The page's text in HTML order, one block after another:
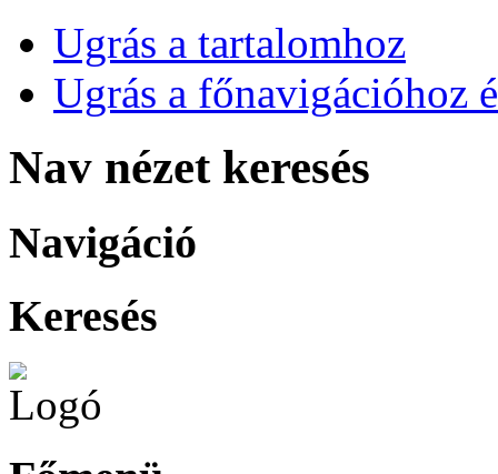
Ugrás a tartalomhoz
Ugrás a főnavigációhoz
Nav nézet keresés
Navigáció
Keresés